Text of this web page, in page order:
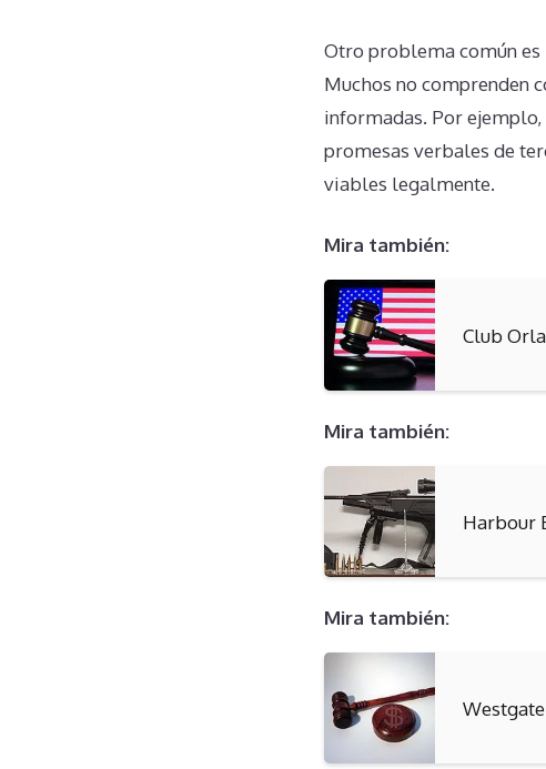
Otro problema común
Muchos no comprenden
informadas. Por
promesas verbales de
viables legalmente.
Mira también:
Club
Mira también:
Harbour
Mira también: